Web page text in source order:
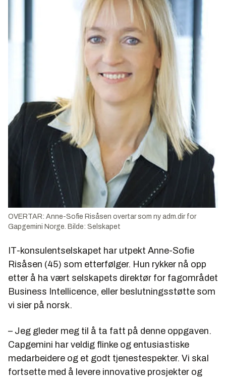
OVERTAR: Anne-Sofie Risåsen overtar som ny adm.dir for
Gapgemini Norge. Bilde: Selskapet
IT-konsulentselskapet har utpekt Anne-Sofie
Risåsen (45) som etterfølger. Hun rykker nå opp
etter å ha vært selskapets direktør for fagområdet
Business Intellicence, eller beslutningsstøtte som
vi sier på norsk.
– Jeg gleder meg til å ta fatt på denne oppgaven.
Capgemini har veldig flinke og entusiastiske
medarbeidere og et godt tjenestespekter. Vi skal
fortsette med å levere innovative prosjekter og